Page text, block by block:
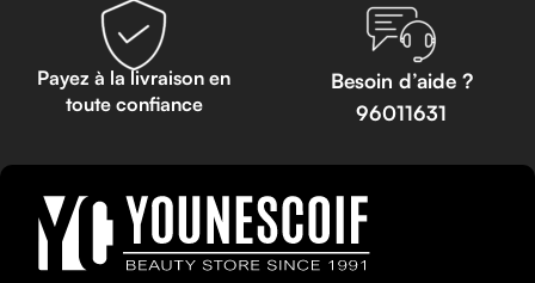
Payez à la livraison en
toute confiance
Besoin d’aide ?
96011631